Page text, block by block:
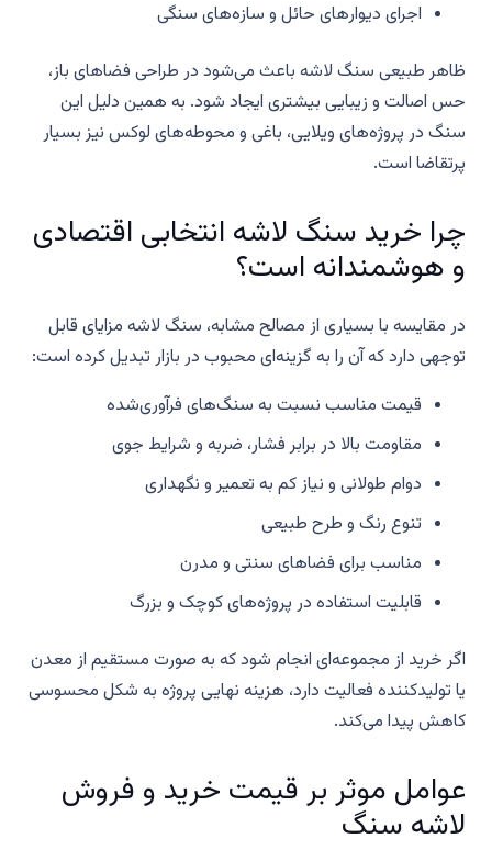
اجرای دیوارهای حائل و سازه‌های سنگی
ظاهر طبیعی سنگ لاشه باعث می‌شود در طراحی فضاهای باز،
حس اصالت و زیبایی بیشتری ایجاد شود. به همین دلیل این
سنگ در پروژه‌های ویلایی، باغی و محوطه‌های لوکس نیز بسیار
پرتقاضا است.
چرا خرید سنگ لاشه انتخابی اقتصادی
و هوشمندانه است؟
در مقایسه با بسیاری از مصالح مشابه، سنگ لاشه مزایای قابل
توجهی دارد که آن را به گزینه‌ای محبوب در بازار تبدیل کرده است:
قیمت مناسب نسبت به سنگ‌های فرآوری‌شده
مقاومت بالا در برابر فشار، ضربه و شرایط جوی
دوام طولانی و نیاز کم به تعمیر و نگهداری
تنوع رنگ و طرح طبیعی
مناسب برای فضاهای سنتی و مدرن
قابلیت استفاده در پروژه‌های کوچک و بزرگ
اگر خرید از مجموعه‌ای انجام شود که به صورت مستقیم از معدن
یا تولیدکننده فعالیت دارد، هزینه نهایی پروژه به شکل محسوسی
کاهش پیدا می‌کند.
عوامل موثر بر قیمت خرید و فروش
لاشه سنگ